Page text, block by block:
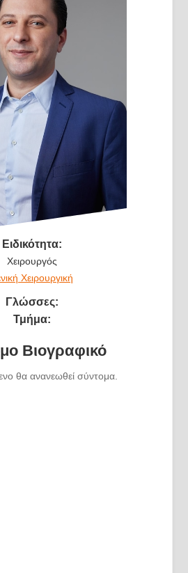
Ειδικότητα:
Χειρουργός
Χειρουργική
Γλώσσες:
Τμήμα:
Βιογραφικό
θα ανανεωθεί σύντομα.